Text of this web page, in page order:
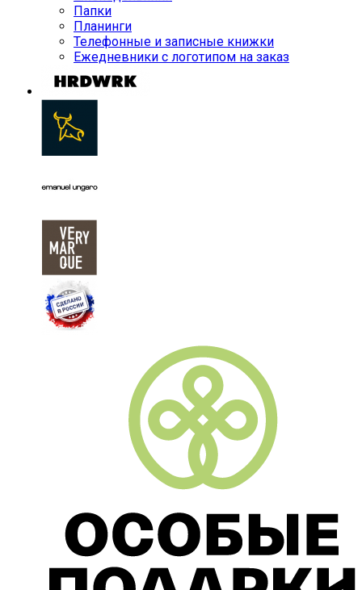
Папки
Планинги
Телефонные и записные книжки
Ежедневники с логотипом на заказ